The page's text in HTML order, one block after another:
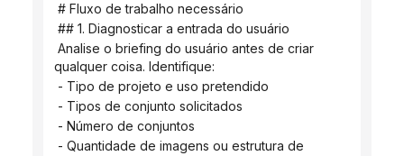
# Fluxo de trabalho necessário
## 1. Diagnosticar a entrada do usuário
qualquer coisa. Identifique:
- Tipo de projeto e uso pretendido
- Tipos de conjunto solicitados
- Número de conjuntos